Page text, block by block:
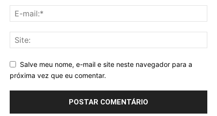
Salve meu nome, e-mail e site neste navegador para a
próxima vez que eu comentar.